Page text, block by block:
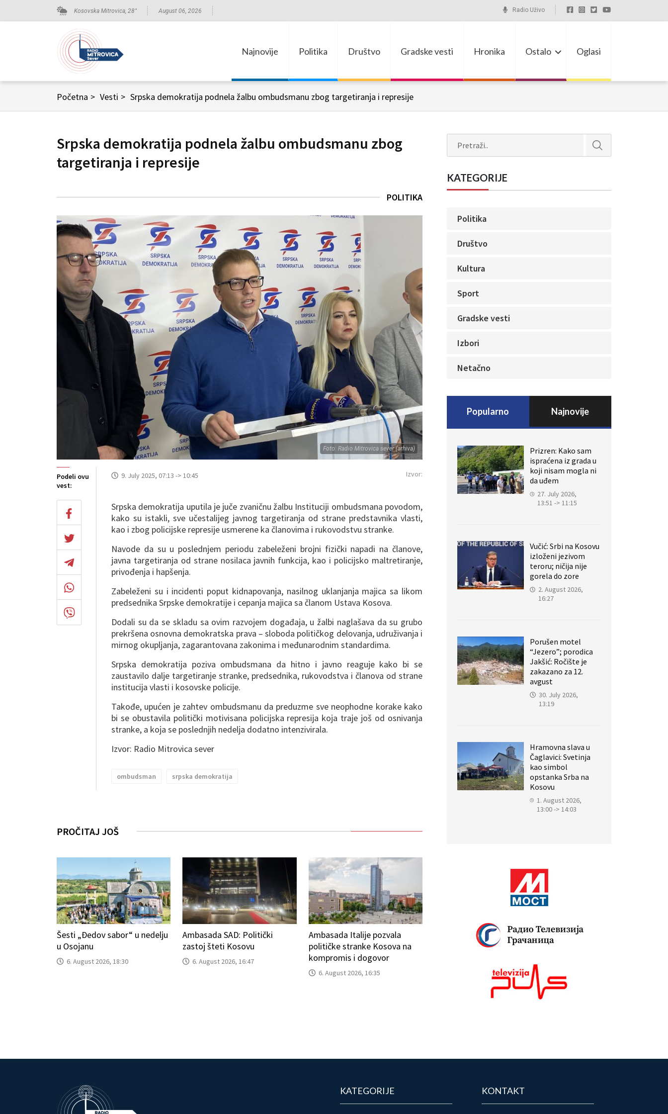
Kosovska Mitrovica, 28° August 06, 2026 Radio Uživo
Najnovije Politika Društvo Gradske vesti Hronika Ostalo Oglasi
Početna > Vesti > Srpska demokratija podnela žalbu ombudsmanu zbog targetiranja i represije
Srpska demokratija podnela žalbu ombudsmanu zbog
targetiranja i represije
POLITIKA
Foto: Radio Mitrovica sever (arhiva)
Podeli ovu
vest:
9. July 2025, 07:13 -> 10:45 Izvor:
Srpska demokratija uputila je juče zvaničnu žalbu Instituciji ombudsmana povodom,
kako su istakli, sve učestalijeg javnog targetiranja od strane predstavnika vlasti,
kao i zbog policijske represije usmerene ka članovima i rukovodstvu stranke.
Navode da su u poslednjem periodu zabeleženi brojni fizički napadi na članove,
javna targetiranja od strane nosilaca javnih funkcija, kao i policijsko maltretiranje,
privođenja i hapšenja.
Zabeleženi su i incidenti poput kidnapovanja, nasilnog uklanjanja majica sa likom
predsednika Srpske demokratije i cepanja majica sa članom Ustava Kosova.
Dodali su da se skladu sa ovim razvojem događaja, u žalbi naglašava da su grubo
prekršena osnovna demokratska prava – sloboda političkog delovanja, udruživanja i
mirnog okupljanja, zagarantovana zakonima i međunarodnim standardima.
Srpska demokratija poziva ombudsmana da hitno i javno reaguje kako bi se
zaustavilo dalje targetiranje stranke, predsednika, rukovodstva i članova od strane
institucija vlasti i kosovske policije.
Takođe, upućen je zahtev ombudsmanu da preduzme sve neophodne korake kako
bi se obustavila politički motivisana policijska represija koja traje još od osnivanja
stranke, a koja se poslednjih nedelja dodatno intenzivirala.
Izvor: Radio Mitrovica sever
ombudsman srpska demokratija
PROČITAJ JOŠ
Šesti „Đedov sabor“ u nedelju
u Osojanu
6. August 2026, 18:30
Ambasada SAD: Politički
zastoj šteti Kosovu
6. August 2026, 16:47
Ambasada Italije pozvala
političke stranke Kosova na
kompromis i dogovor
6. August 2026, 16:35
KATEGORIJE
Politika
Društvo
Kultura
Sport
Gradske vesti
Izbori
Netačno
Popularno Najnovije
Prizren: Kako sam
ispraćena iz grada u
koji nisam mogla ni
da uđem
27. July 2026,
13:51 -> 11:15
Vučić: Srbi na Kosovu
izloženi jezivom
teroru; ničija nije
gorela do zore
2. August 2026,
16:27
Porušen motel
“Jezero”; porodica
Jakšić: Ročište je
zakazano za 12.
avgust
30. July 2026,
13:19
Hramovna slava u
Čaglavici: Svetinja
kao simbol
opstanka Srba na
Kosovu
1. August 2026,
13:00 -> 14:03
KATEGORIJE KONTAKT